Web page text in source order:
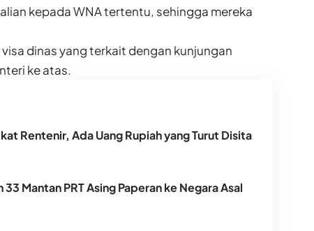
kepada WNA tertentu, sehingga mereka
dinas yang terkait dengan kunjungan
ke atas.
Rentenir, Ada Uang Rupiah yang Turut Disita
Mantan PRT Asing Paperan ke Negara Asal